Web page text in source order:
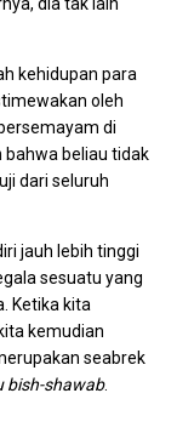
kehidupan para
oleh
di
bahwa beliau tidak
dari seluruh
jauh lebih tinggi
sesuatu yang
Ketika kita
kemudian
seabrek
bish-shawab.